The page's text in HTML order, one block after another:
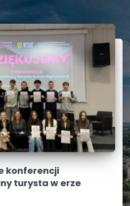
konferencji
turysta w erze